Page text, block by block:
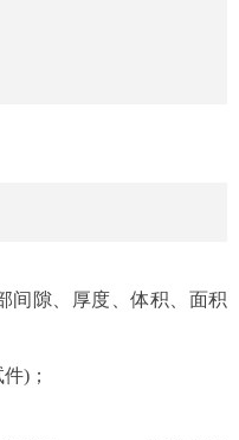
间隙、厚度、体积、面积
)；